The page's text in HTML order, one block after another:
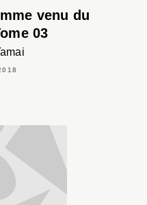
venu du
03